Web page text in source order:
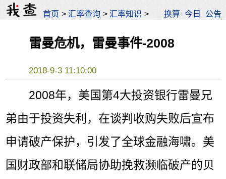
首页 >汇率查询 >汇率知识 > 换算 今日 公告
雷曼危机，雷曼事件-2008
2018-9-3 11:10:00
2008年，美国第4大投资银行雷曼兄
弟由于投资失利，在谈判收购失败后宣布
申请破产保护，引发了全球金融海啸。美
国财政部和联储局协助挽救濒临破产的贝